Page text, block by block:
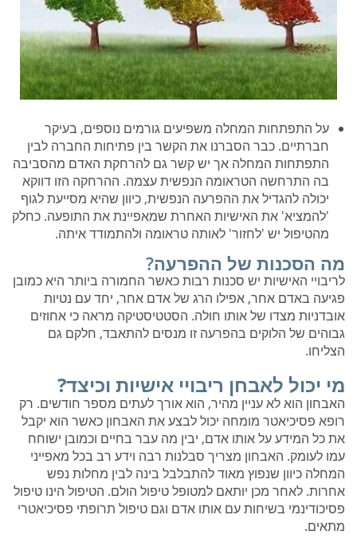
על התפתחות המחלה משפיעים גורמים נוספים, בעיקר
חברתיים. כבר הסברנו את הקשר בין פתיחות החברה לבין
התפתחות המחלה אך יש קשר גם להרחקת האדם מהסביבה
בה התרחשה הטראומה הנפשית עצמה. ההרחקה הזו דווקא
יכולה להגדיל את ההפרעה הנפשית, כיוון שהיא מסייעת לגוף
'להמציא' את האישיות האחרת שמאפיינת את התופעה. כחלק
מהטיפול יש 'לחזור' לאותה טראומה ולהתמודד איתה.
מה הסכנות של ההפרעה?
לריבויי האישיות יש סכנות רבות כאשר החמורה ביותר היא כמובן
פגיעה באדם אחר, אפילו הרג של אדם אחר, יחד עם נטיות
אובדניות מצדו של אותו חולה. הסטטיסטיקה מראה כי אחוזים
גבוהים של הלוקים בהפרעה זו מנסים להתאבד, חלקם גם
הצליחו.
מי יכול לאבחן ריבויי אישיות וכיצד?
האבחון הוא לא עניין מהיר, הוא אורך לעתים מספר חודשים. רק
רופא פסיכיאטר מומחה יכול לבצע את האבחון כאשר הוא יקבל
את כל המידע על אותו אדם, יבין מה עבר בחיים וכמובן ישוחח
עמו לעומק. האבחון מצריך סבלנות רבה וידע רב בכל מאפייני
המחלה כיוון שנפוץ מאוד להתבלבל בינה לבין מחלות נפש
אחרות. לאחר מכן יותאם למטופל טיפול הולם. הטיפול הינו טיפול
פסיכודינמי בשיחות עם אותו אדם וגם טיפול תרופתי פסיכיאטרי
מתאים.